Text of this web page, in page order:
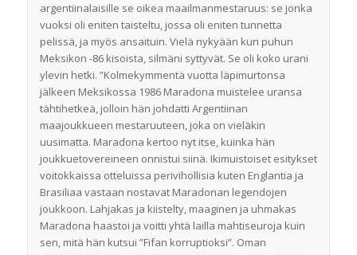
argentiinalaisille se oikea maailmanmestaruus: se jonka
vuoksi oli eniten taisteltu, jossa oli eniten tunnetta
pelissä, ja myös ansaituin. Vielä nykyään kun puhun
Meksikon -86 kisoista, silmäni syttyvät. Se oli koko urani
ylevin hetki. ”Kolmekymmentä vuotta läpimurtonsa
jälkeen Meksikossa 1986 Maradona muistelee uransa
tähtihetkeä, jolloin hän johdatti Argentiinan
maajoukkueen mestaruuteen, joka on vieläkin
uusimatta. Maradona kertoo nyt itse, kuinka hän
joukkuetovereineen onnistui siinä. Ikimuistoiset esitykset
voitokkaissa otteluissa perivihollisia kuten Englantia ja
Brasiliaa vastaan nostavat Maradonan legendojen
joukkoon. Lahjakas ja kiistelty, maaginen ja uhmakas
Maradona haastoi ja voitti yhtä lailla mahtiseuroja kuin
sen, mitä hän kutsui ”Fifan korruptioksi”. Oman